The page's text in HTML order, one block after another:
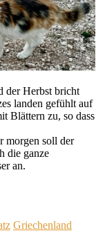
der Herbst bricht
landen gefühlt auf
Blättern zu, so dass
morgen soll der
die ganze
an.
Griechenland